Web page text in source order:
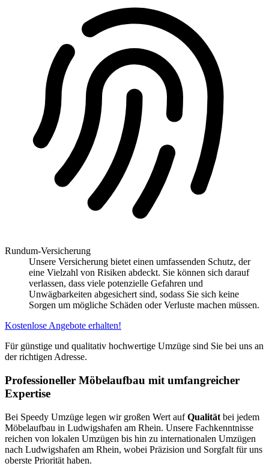
Rundum-Versicherung
Unsere Versicherung bietet einen umfassenden Schutz, der
eine Vielzahl von Risiken abdeckt. Sie können sich darauf
verlassen, dass viele potenzielle Gefahren und
Unwägbarkeiten abgesichert sind, sodass Sie sich keine
Sorgen um mögliche Schäden oder Verluste machen müssen.
Kostenlose Angebote erhalten!
Für günstige und qualitativ hochwertige Umzüge sind Sie bei uns an
der richtigen Adresse.
Professioneller Möbelaufbau mit umfangreicher
Expertise
Bei Speedy Umzüge legen wir großen Wert aufQualität bei jedem
Möbelaufbau in Ludwigshafen am Rhein. Unsere Fachkenntnisse
reichen von lokalen Umzügen bis hin zu internationalen Umzügen
nach Ludwigshafen am Rhein, wobei Präzision und Sorgfalt für uns
oberste Priorität haben.